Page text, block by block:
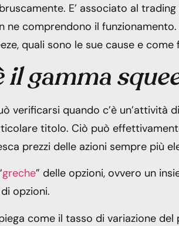
E’ associato al trading
ne comprendono il
quali sono le sue cause e come
il gamma
verificarsi quando c’è un’attività
titolo. Ciò può
prezzi delle azioni sempre più
greche” delle opzioni, ovvero un
opzioni.
come il tasso di variazione